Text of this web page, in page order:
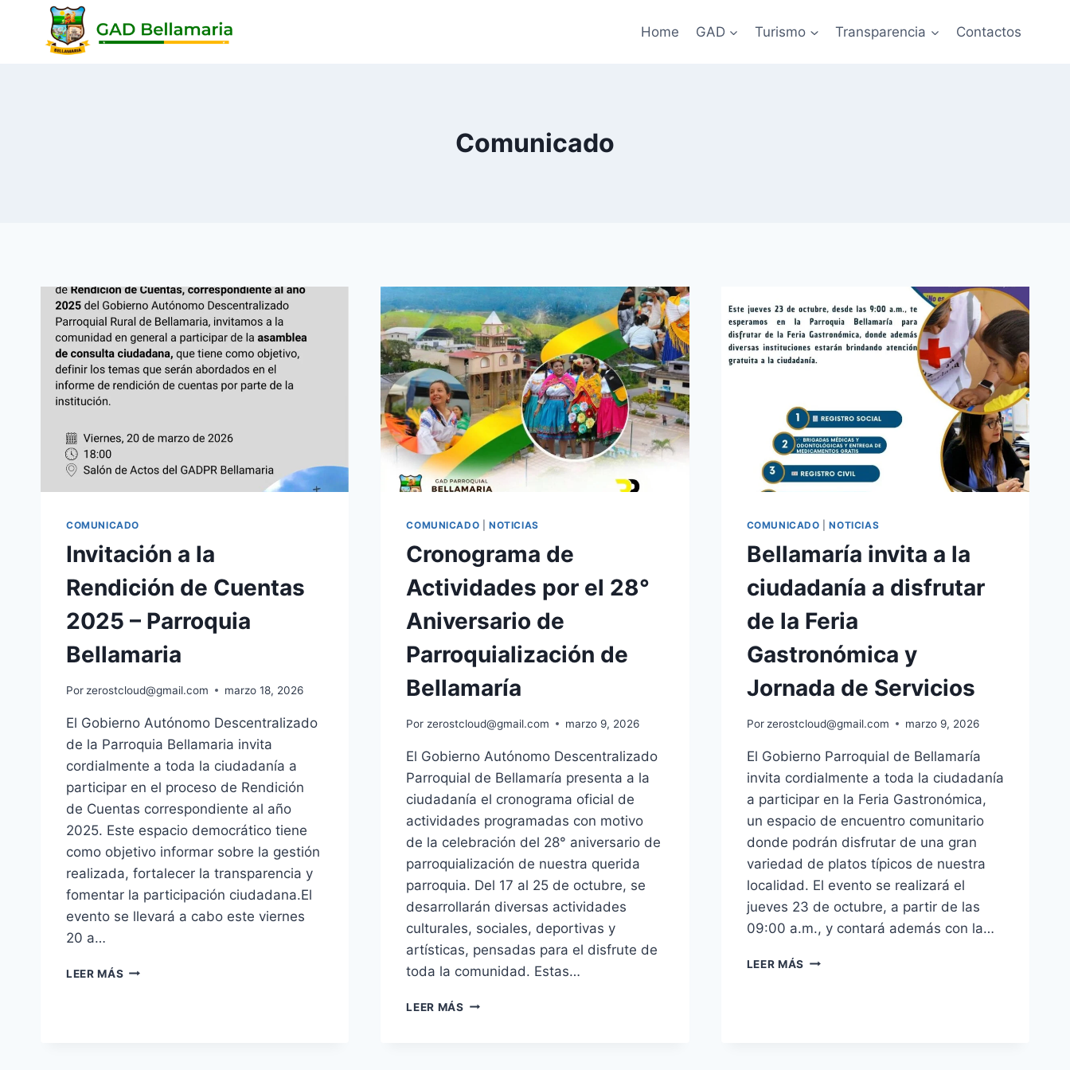
Home GAD Turismo Transparencia Contactos
Comunicado
COMUNICADO
Invitación a la
Rendición de Cuentas
2025 – Parroquia
Bellamaria
Por zerostcloud@gmail.com marzo 18, 2026
El Gobierno Autónomo Descentralizado
de la Parroquia Bellamaria invita
cordialmente a toda la ciudadanía a
participar en el proceso de Rendición
de Cuentas correspondiente al año
2025. Este espacio democrático tiene
como objetivo informar sobre la gestión
realizada, fortalecer la transparencia y
fomentar la participación ciudadana.El
evento se llevará a cabo este viernes
20 a…
LEER MÁS
COMUNICADO |NOTICIAS
Cronograma de
Actividades por el 28°
Aniversario de
Parroquialización de
Bellamaría
Por zerostcloud@gmail.com marzo 9, 2026
El Gobierno Autónomo Descentralizado
Parroquial de Bellamaría presenta a la
ciudadanía el cronograma oficial de
actividades programadas con motivo
de la celebración del 28° aniversario de
parroquialización de nuestra querida
parroquia. Del 17 al 25 de octubre, se
desarrollarán diversas actividades
culturales, sociales, deportivas y
artísticas, pensadas para el disfrute de
toda la comunidad. Estas…
LEER MÁS
COMUNICADO |NOTICIAS
Bellamaría invita a la
ciudadanía a disfrutar
de la Feria
Gastronómica y
Jornada de Servicios
Por zerostcloud@gmail.com marzo 9, 2026
El Gobierno Parroquial de Bellamaría
invita cordialmente a toda la ciudadanía
a participar en la Feria Gastronómica,
un espacio de encuentro comunitario
donde podrán disfrutar de una gran
variedad de platos típicos de nuestra
localidad. El evento se realizará el
jueves 23 de octubre, a partir de las
09:00 a.m., y contará además con la…
LEER MÁS